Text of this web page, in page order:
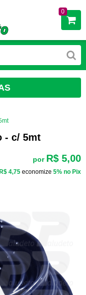
0
- c/ 5mt
por R$ 5,00
4,75 economize 5% no Pix